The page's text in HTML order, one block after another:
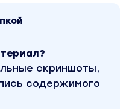
скриншоты,
содержимого